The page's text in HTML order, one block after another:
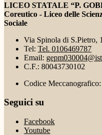
LICEO STATALE “P.
Coreutico - Liceo delle
Sociale
Via Spinola di S.Pietro,
Tel: Tel. 0106469787
Email:
C.F.: 80043730102
Codice
Seguici su
Facebook
Youtube